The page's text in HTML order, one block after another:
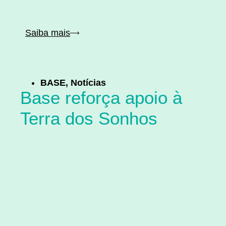
Saiba mais
BASE, Notícias
Base reforça apoio à
Terra dos Sonhos